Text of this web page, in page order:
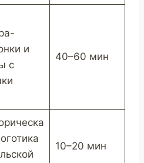
и
с
40–60 мин
10–20 мин